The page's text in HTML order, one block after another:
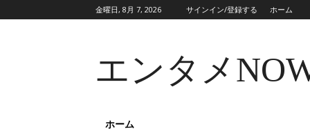
金曜日, 8月 7, 2026 サインイン/登録する ホーム
エンタメ
ホーム